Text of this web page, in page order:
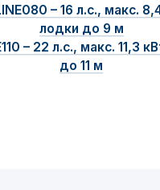
– 16 л.с., макс.
лодки до 9 м
– 22 л.с., макс. 11,3
до 11 м